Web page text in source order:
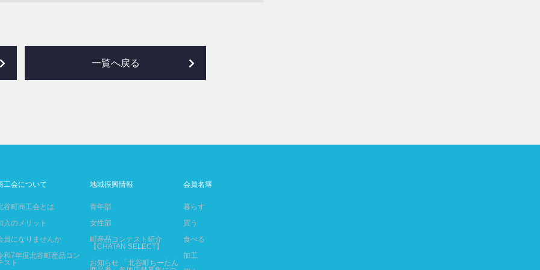
一覧へ戻る
工会について
谷町商工会とは
入のメリット
員になりませんか
和7年度北谷町産品コン
スト
地域振興情報
青年部
女性部
町産品コンテスト紹介
【CHATAN SELECT】
お知らせ 「北谷町ちーたん
会員名簿
暮らす
買う
食べる
加工